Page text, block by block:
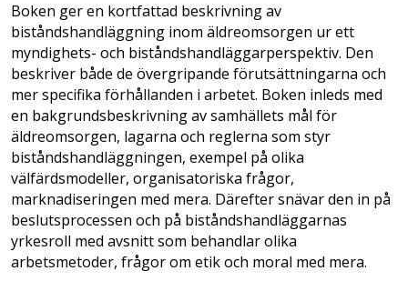
Boken ger en kortfattad beskrivning av
biståndshandläggning inom äldreomsorgen ur ett
myndighets- och biståndshandläggarperspektiv. Den
beskriver både de övergripande förutsättningarna och
mer specifika förhållanden i arbetet. Boken inleds med
en bakgrundsbeskrivning av samhällets mål för
äldreomsorgen, lagarna och reglerna som styr
biståndshandläggningen, exempel på olika
välfärdsmodeller, organisatoriska frågor,
marknadiseringen med mera. Därefter snävar den in på
beslutsprocessen och på biståndshandläggarnas
yrkesroll med avsnitt som behandlar olika
arbetsmetoder, frågor om etik och moral med mera.